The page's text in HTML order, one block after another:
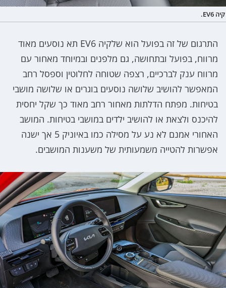
קיה EV6.
התרגום של זה בפועל הוא שלקיה EV6 תא נוסעים מאוד
מרווח, בפועל ובתחושה, גם מלפנים ובמיוחד מאחור עם
מרווח ענק לברכיים, רצפה שטוחה לחלוטין וספסל רחב
המאפשר להושיב שלושה נוסעים בוגרים או שלושה מושבי
בטיחות. מפתח הדלתות מאחור רחב מאוד כך שקל יחסית
להיכנס ולצאת או להושיב ילדים במושבי בטיחות. המושב
האחורי אמנם לא נע על מסילה כמו באיוניק 5 אך ישנה
אפשרות להטייה משמעותית של משענות המושבים.